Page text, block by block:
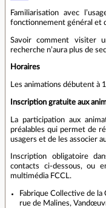
Familiarisation avec
fonctionnement général et
Savoir comment visiter
recherche n’aura plus de
Horaires
Les animations débutent
Inscription gratuite aux
La participation aux
préalables qui permet de
usagers et de les associer
Inscription obligatoire
contacts ci-dessous, ou
multimédia FCCL.
Fabrique Collective de
rue de Malines,